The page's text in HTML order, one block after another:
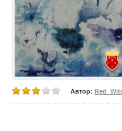
Автор: